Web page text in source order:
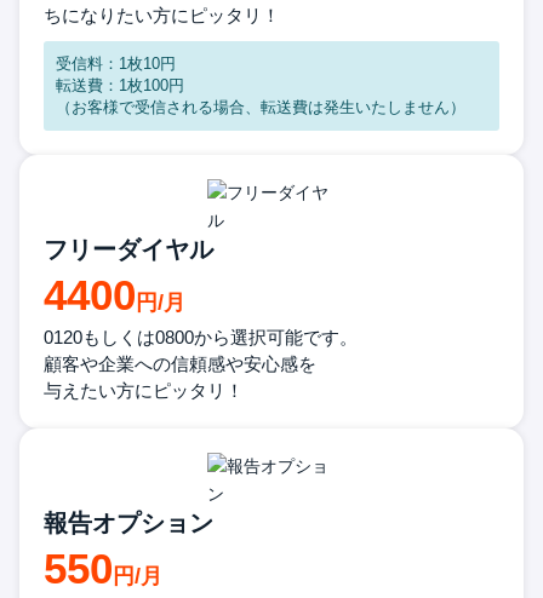
ちになりたい方に ピッタリ！
受信料：1枚10円
転送費：1枚100円
（お客様で受信される場合、転送費は発生いたしません）
フリーダイヤル
4400
0120もしくは0800から選択可能です。
顧客や企業への信頼感や安心感を
与えたい方にピッタリ！
報告オプション
550